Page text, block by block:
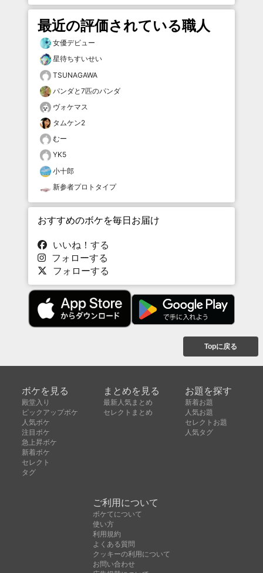
最近の評価されている職人
女優デビュー
星待ちすいせい
TSUNAGAWA
パンダと7匹のパンダ
ヴォケマス
タムケン2
むー
YK5
小十郎
新参者プロトタイプ
おすすめのボケを毎日お届け
いいね！する
フォローする
フォローする
Topに戻る
ボケを見る
殿堂入り
ピックアップボケ
人気ボケ
注目ボケ
急上昇ボケ
新着ボケ
セレクト
タグ
まとめを見る
最新人気まとめ
セレクトまとめ
お題を探す
新着お題
人気お題
セレクトお題
人気タグ
ご利用について
ボケてについて
使い方
利用規約
よくある質問
クッキーの利用について
お問い合わせ